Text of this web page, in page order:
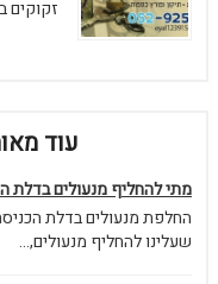
זקוקים
עוד
מתי להחליף מנעולים בדלת
החלפת מנעולים בדלת
שעלינו להחליף מנעולים,...